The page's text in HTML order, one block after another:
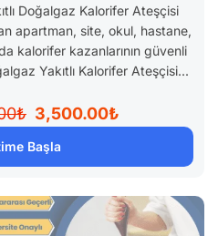
Doğalgaz Kalorifer Ateşçisi
apartman, site, okul, hastane,
kalorifer kazanlarının güvenli
Yakıtlı Kalorifer Ateşçisi...
3,500.00₺
Başla